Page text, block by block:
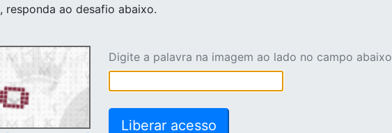
, responda ao desafio abaixo.
Digite a palavra na imagem ao lado no campo abaixo